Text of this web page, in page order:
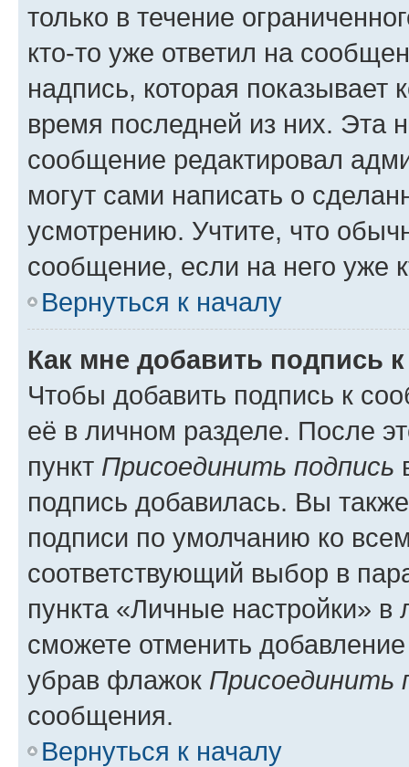
только в течение
кто-то уже ответил на
надпись, которая показывает
время последней из них. Эта
сообщение редактировал
могут сами написать о
усмотрению. Учтите, что
сообщение, если на него уже
Вернуться к началу
Как мне добавить подпись
Чтобы добавить подпись к
её в личном разделе. После
пункт Присоединить подпись
подпись добавилась. Вы
подписи по умолчанию ко
соответствующий выбор в
пункта «Личные настройки»
сможете отменить
убрав флажок Присоединить
сообщения.
Вернуться к началу